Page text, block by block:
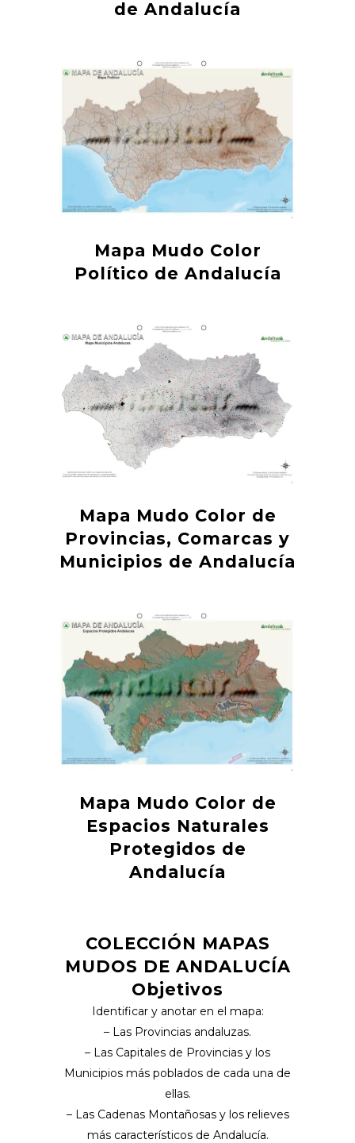
de Andalucía
Mapa Mudo Color
Político de Andalucía
Mapa Mudo Color de
Provincias, Comarcas y
Municipios de Andalucía
Mapa Mudo Color de
Espacios Naturales
Protegidos de
Andalucía
COLECCIÓN MAPAS
MUDOS DE ANDALUCÍA
Objetivos
Identificar y anotar en el mapa:
– Las Provincias andaluzas.
– Las Capitales de Provincias y los
Municipios más poblados de cada una de
ellas.
– Las Cadenas Montañosas y los relieves
más característicos de Andalucía.